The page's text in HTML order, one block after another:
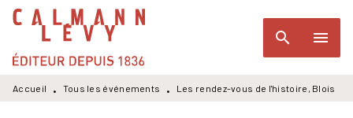
MENU RECHERCHE
PIED DE PAGE
search menu
Accueil • Tous les événements • Les rendez-vous de l'histoire, Blois